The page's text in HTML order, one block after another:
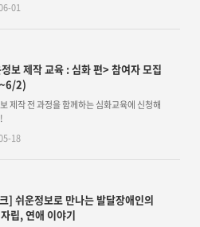
01
보 제작 교육 : 심화 편> 참여자 모집
2)
제작 전 과정을 함께하는 심화교육에 신청해
18
] 쉬운정보로 만나는 발달장애인의
립, 연애 이야기